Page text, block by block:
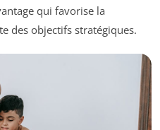
qui favorise la
des objectifs stratégiques.